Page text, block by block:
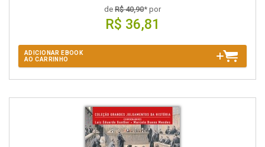
de R$ 40,90* por
R$ 36,81
ADICIONAR EBOOK
AO CARRINHO